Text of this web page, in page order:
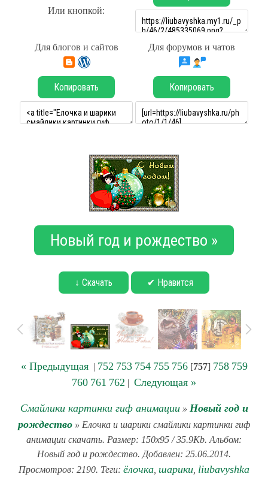
Или кнопкой:
Для блогов и сайтов Для форумов и чатов
Копировать Копировать
Новый год и рождество »
↓ Скачать ✔ Нравится
« Предыдущая| 752 753 754 755 756[757] 758 759
760 761 762 | Следующая »
Смайлики картинки гиф анимации» Новый год и
рождество » Елочка и шарики смайлики картинки гиф
анимации скачать. Размер: 150x95 / 35.9Kb. Альбом:
Новый год и рождество. Добавлен: 25.06.2014.
Просмотров: 2190. Теги: ёлочка шарики liubavyshka